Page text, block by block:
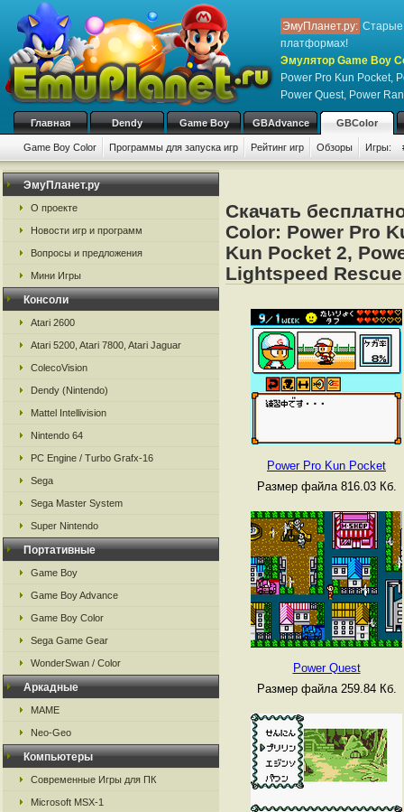
ЭмуПланет.ру: Старые
платформах!
Эмулятор Game Boy
Power Pro Kun Pocket,
Power Quest, Power
Главная Dendy Game Boy GBAdvance GBColor
Game Boy Color Программы для запуска игр Рейтинг игр Обзоры Игры:
ЭмуПланет.ру
О проекте
Новости игр и программ
Вопросы и предложения
Мини Игры
Консоли
Atari 2600
Atari 5200, Atari 7800, Atari Jaguar
ColecoVision
Dendy (Nintendo)
Mattel Intellivision
Nintendo 64
PC Engine / Turbo Grafx-16
Sega
Sega Master System
Super Nintendo
Портативные
Game Boy
Game Boy Advance
Game Boy Color
Sega Game Gear
WonderSwan / Color
Аркадные
MAME
Neo-Geo
Компьютеры
Современные Игры для ПК
Microsoft MSX-1
Скачать
Color: Power Pro
Kun Pocket 2,
Lightspeed Rescue
Power Pro Kun Pocket
Размер файла 816.03 Кб.
Power Quest
Размер файла 259.84 Кб.